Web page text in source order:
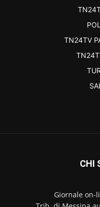
TN24TV
CHI
Giornale on-